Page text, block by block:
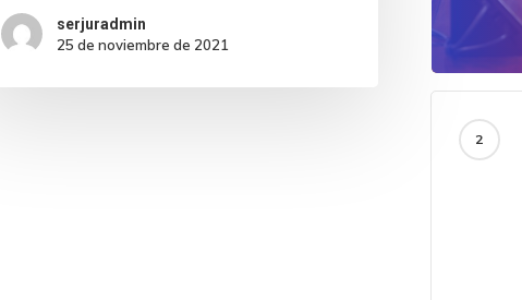
serjuradmin
25 de noviembre de 2021